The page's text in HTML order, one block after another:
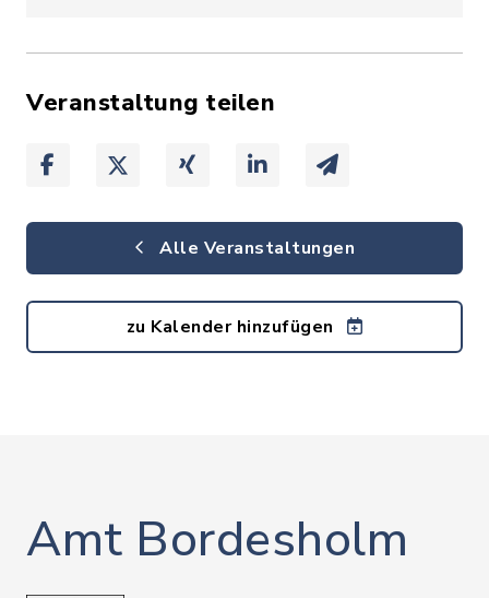
Veranstaltung teilen
Alle Veranstaltungen
zu Kalender hinzufügen
Amt Bordesholm